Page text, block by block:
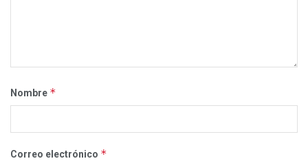
Nombre *
Correo electrónico *